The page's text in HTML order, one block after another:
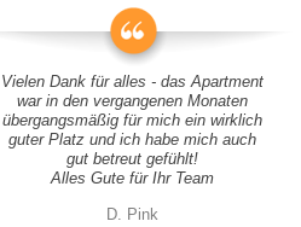
Vielen Dank für alles - das Apartment
war in den vergangenen Monaten
übergangsmäßig für mich ein wirklich
guter Platz und ich habe mich auch
gut betreut gefühlt!
Alles Gute für Ihr Team
D. Pink